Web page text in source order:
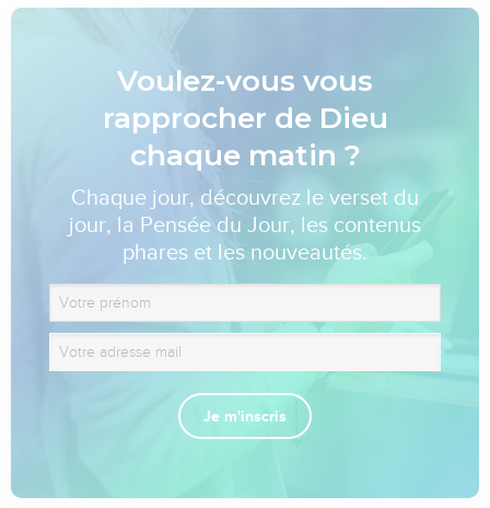
Voulez-vous vous
rapprocher de Dieu
chaque matin ?
Chaque jour, découvrez le verset du
jour, la Pensée du Jour, les contenus
phares et les nouveautés.
Je m'inscris